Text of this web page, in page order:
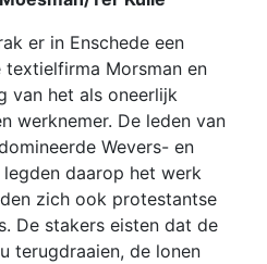
er in Enschede een
Morsman en
van het als oneerlijk
werknemer. De leden van
Wevers- en
legden daarop het werk
zich ook protestantse
De stakers eisten dat de
terugdraaien, de lonen